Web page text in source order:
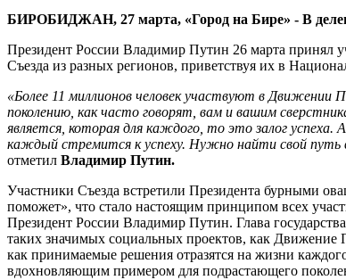
БИРОБИДЖАН, 27 марта, «Город на Бире» - В
Президент России Владимир Путин 26 марта принял
Съезда из разных регионов, приветствуя их в
«Более 11 миллионов человек участвуют в
поколению, как часто говорят, вам и вашим
является, которая для каждого, то это залог
каждый стремится к успеху. Нужно найти свой
отметил Владимир Путин.
Участники Съезда встретили Президента бурными
поможет», что стало настоящим принципом всех
Президент России Владимир Путин. Глава
таких значимых социальных проектов, как Движение
как принимаемые решения отразятся на жизни
вдохновляющим примером для подрастающего